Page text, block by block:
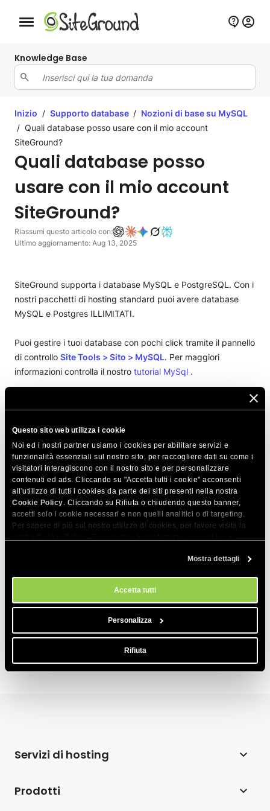
Questo sito web utilizza i cookie
Noi ed i nostri partner usiamo i cookies per abilitare servizi e
funzionalità essenziali sul nostro sito, per raccogliere dati su come i
visitatori interagiscono con il nostro sito e per personalizzare
contenuti ed ads. Cliccando su "Accetta tutti i cookie" acconsenti
all'utilizzo di tutti i cookies da parte dei siti presenti nella nostra
Cookie Policy. Cliccando su Rifiuta o chiudendo questo banner,
accetti solo i cookie necessari e non quelli analitici o di targeting.
Per sapere di più sul nostro utilizzo di cookies, per favore visita la
Mostra dettagli
Accetta tutti
Personalizza
Rifiuta
Bottone navigazione da mobile
Knowledge Base
Inizio / Supporto database / Nozioni di base su MySQL
/ Quali database posso usare con il mio account
SiteGround?
Quali database posso
usare con il mio account
SiteGround?
Riassumi questo articolo con:
Ultimo aggiornamento: Aug 13, 2025
SiteGround supporta i database MySQL e PostgreSQL. Con i
nostri pacchetti di hosting standard puoi avere database
MySQL e Postgres ILLIMITATI.
Puoi gestire i tuoi database con pochi click tramite il pannello
di controllo Site Tools > Sito > MySQL. Per maggiori
informazioni controlla il nostro tutorial MySql .
CONDIVIDI QUESTO ARTICOLO
Articoli correlati
Ricevo ‘ACCESS DENIED CREATE DATABASE
nome_db’ quando cerco di importare un
Qual è il nome host del mio server MySQL?
Come verifico la versione MySQL sul server
Servizi di hosting
Prodotti